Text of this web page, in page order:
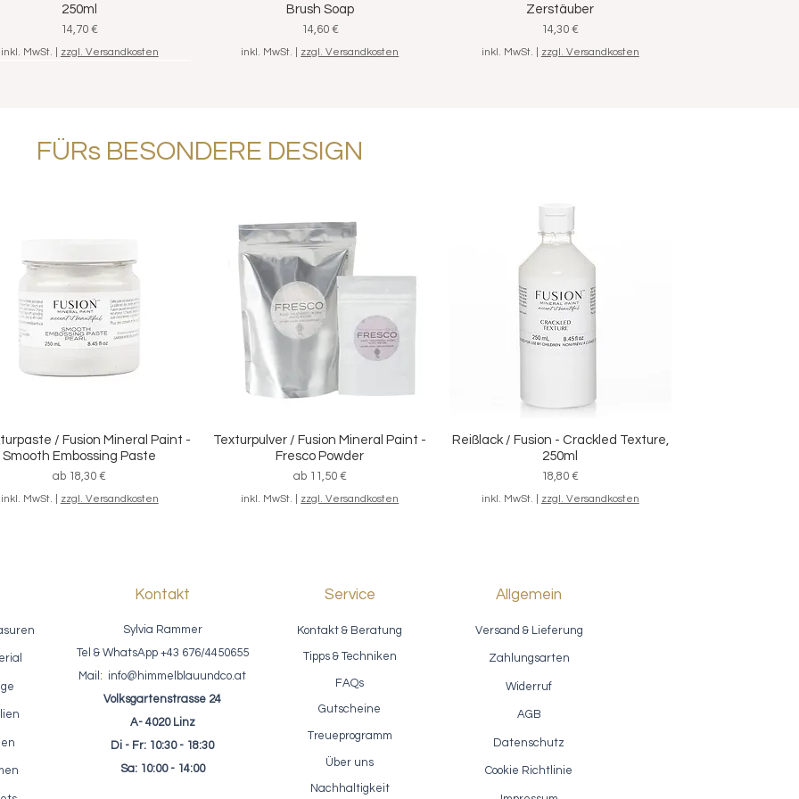
250ml
Preis
14,70 €
inkl. MwSt. zzgl. Versandkosten
Brush Soap
Preis
14,60 €
inkl. MwSt. zzgl. Versandkosten
Zerstäuber
Preis
14,30 €
inkl. MwSt. zzgl. Versandkosten
Schnellansicht
Streichset "Grundausstattung",
7-teilig
Standardpreis
46,20 € Sale-Preis
39,80 €
FÜRs BESONDERE DESIGN
Schnellansicht
/ Fusion Mineral Paint -
Smooth Embossing Paste
ab 18,30 €
Sale-Preis
inkl. MwSt. zzgl. Versandkosten
Schnellansicht
Texturpulver / Fusion Mineral Paint -
Fresco Powder
ab 11,50 €
Sale-Preis
inkl. MwSt. zzgl. Versandkosten
Schnellansicht
Reißlack / Fusion - Crackled Texture,
250ml
Preis
18,80 €
inkl. MwSt. zzgl. Versandkosten
Schnellansicht
/ ReDesign - Glass
Gel - Glasperlen Paste
Clear Glaze 250ml
Preis
22,50 €
Akzentlack / Fusion Antiquing Glaze
- Van Dyke Brown
Kontakt
Sylvia Rammer
Tel & WhatsApp +43 676/4450655
Mail: info@himmelblauundco.at
Volksgartenstrasse 24
A- 4020 Linz
Di - Fr: 10:30 - 18:30
Sa: 10:00 - 14:00
Service
Kontakt & Beratung
Tipps & Techniken
FAQs
Gutscheine
Treueprogramm
Über uns
Nachhaltigkeit
Allgemein
Versand & Lieferung
Zahlungsarten
Widerruf
AGB
Datenschutz
Cookie Richtlinie